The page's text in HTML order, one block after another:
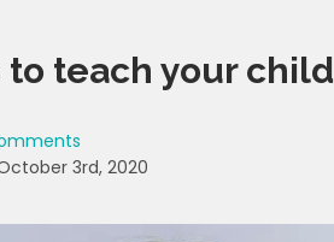
teach your child
3rd, 2020